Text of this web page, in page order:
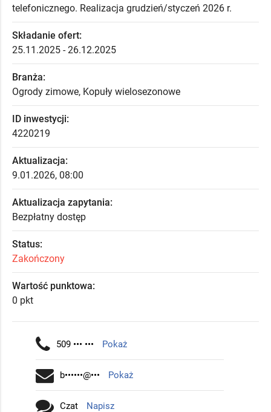
telefonicznego. Realizacja grudzień/styczeń 2026 r.
Składanie ofert:
25.11.2025 - 26.12.2025
Branża:
Ogrody zimowe, Kopuły wielosezonowe
ID inwestycji:
4220219
Aktualizacja:
9.01.2026, 08:00
Aktualizacja zapytania:
Bezpłatny dostęp
Status:
Zakończony
Wartość punktowa:
0 pkt
509 ••• ••• Pokaż
b••••••@••• Pokaż
Czat Napisz